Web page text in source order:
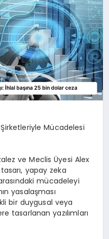
Mücadelesi
ve Meclis Üyesi Alex
yapay zeka
mücadeleyi
yasalaşması
bir duygusal veya
tasarlanan yazılımları